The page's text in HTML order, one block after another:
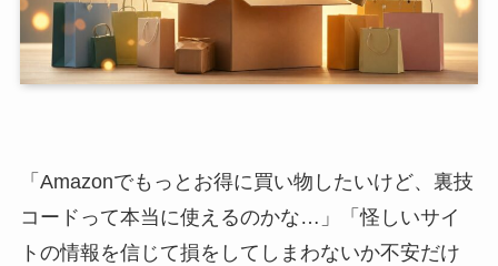
「Amazonでもっとお得に買い物したいけど、裏技
コードって本当に使えるのかな…」「怪しいサイ
トの情報を信じて損をしてしまわないか不安だけ